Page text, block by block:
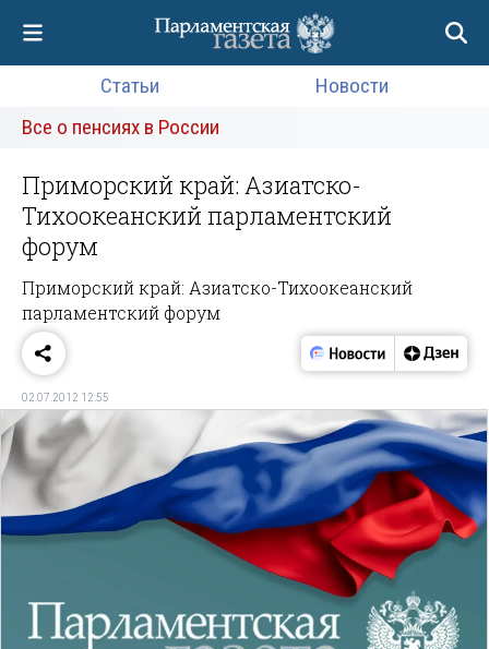
Статьи
Новости
Все о пенсиях в России
Приморский край: Азиатско-
Тихоокеанский парламентский
форум
Приморский край: Азиатско-Тихоокеанский
парламентский форум
02.07.2012 12:55